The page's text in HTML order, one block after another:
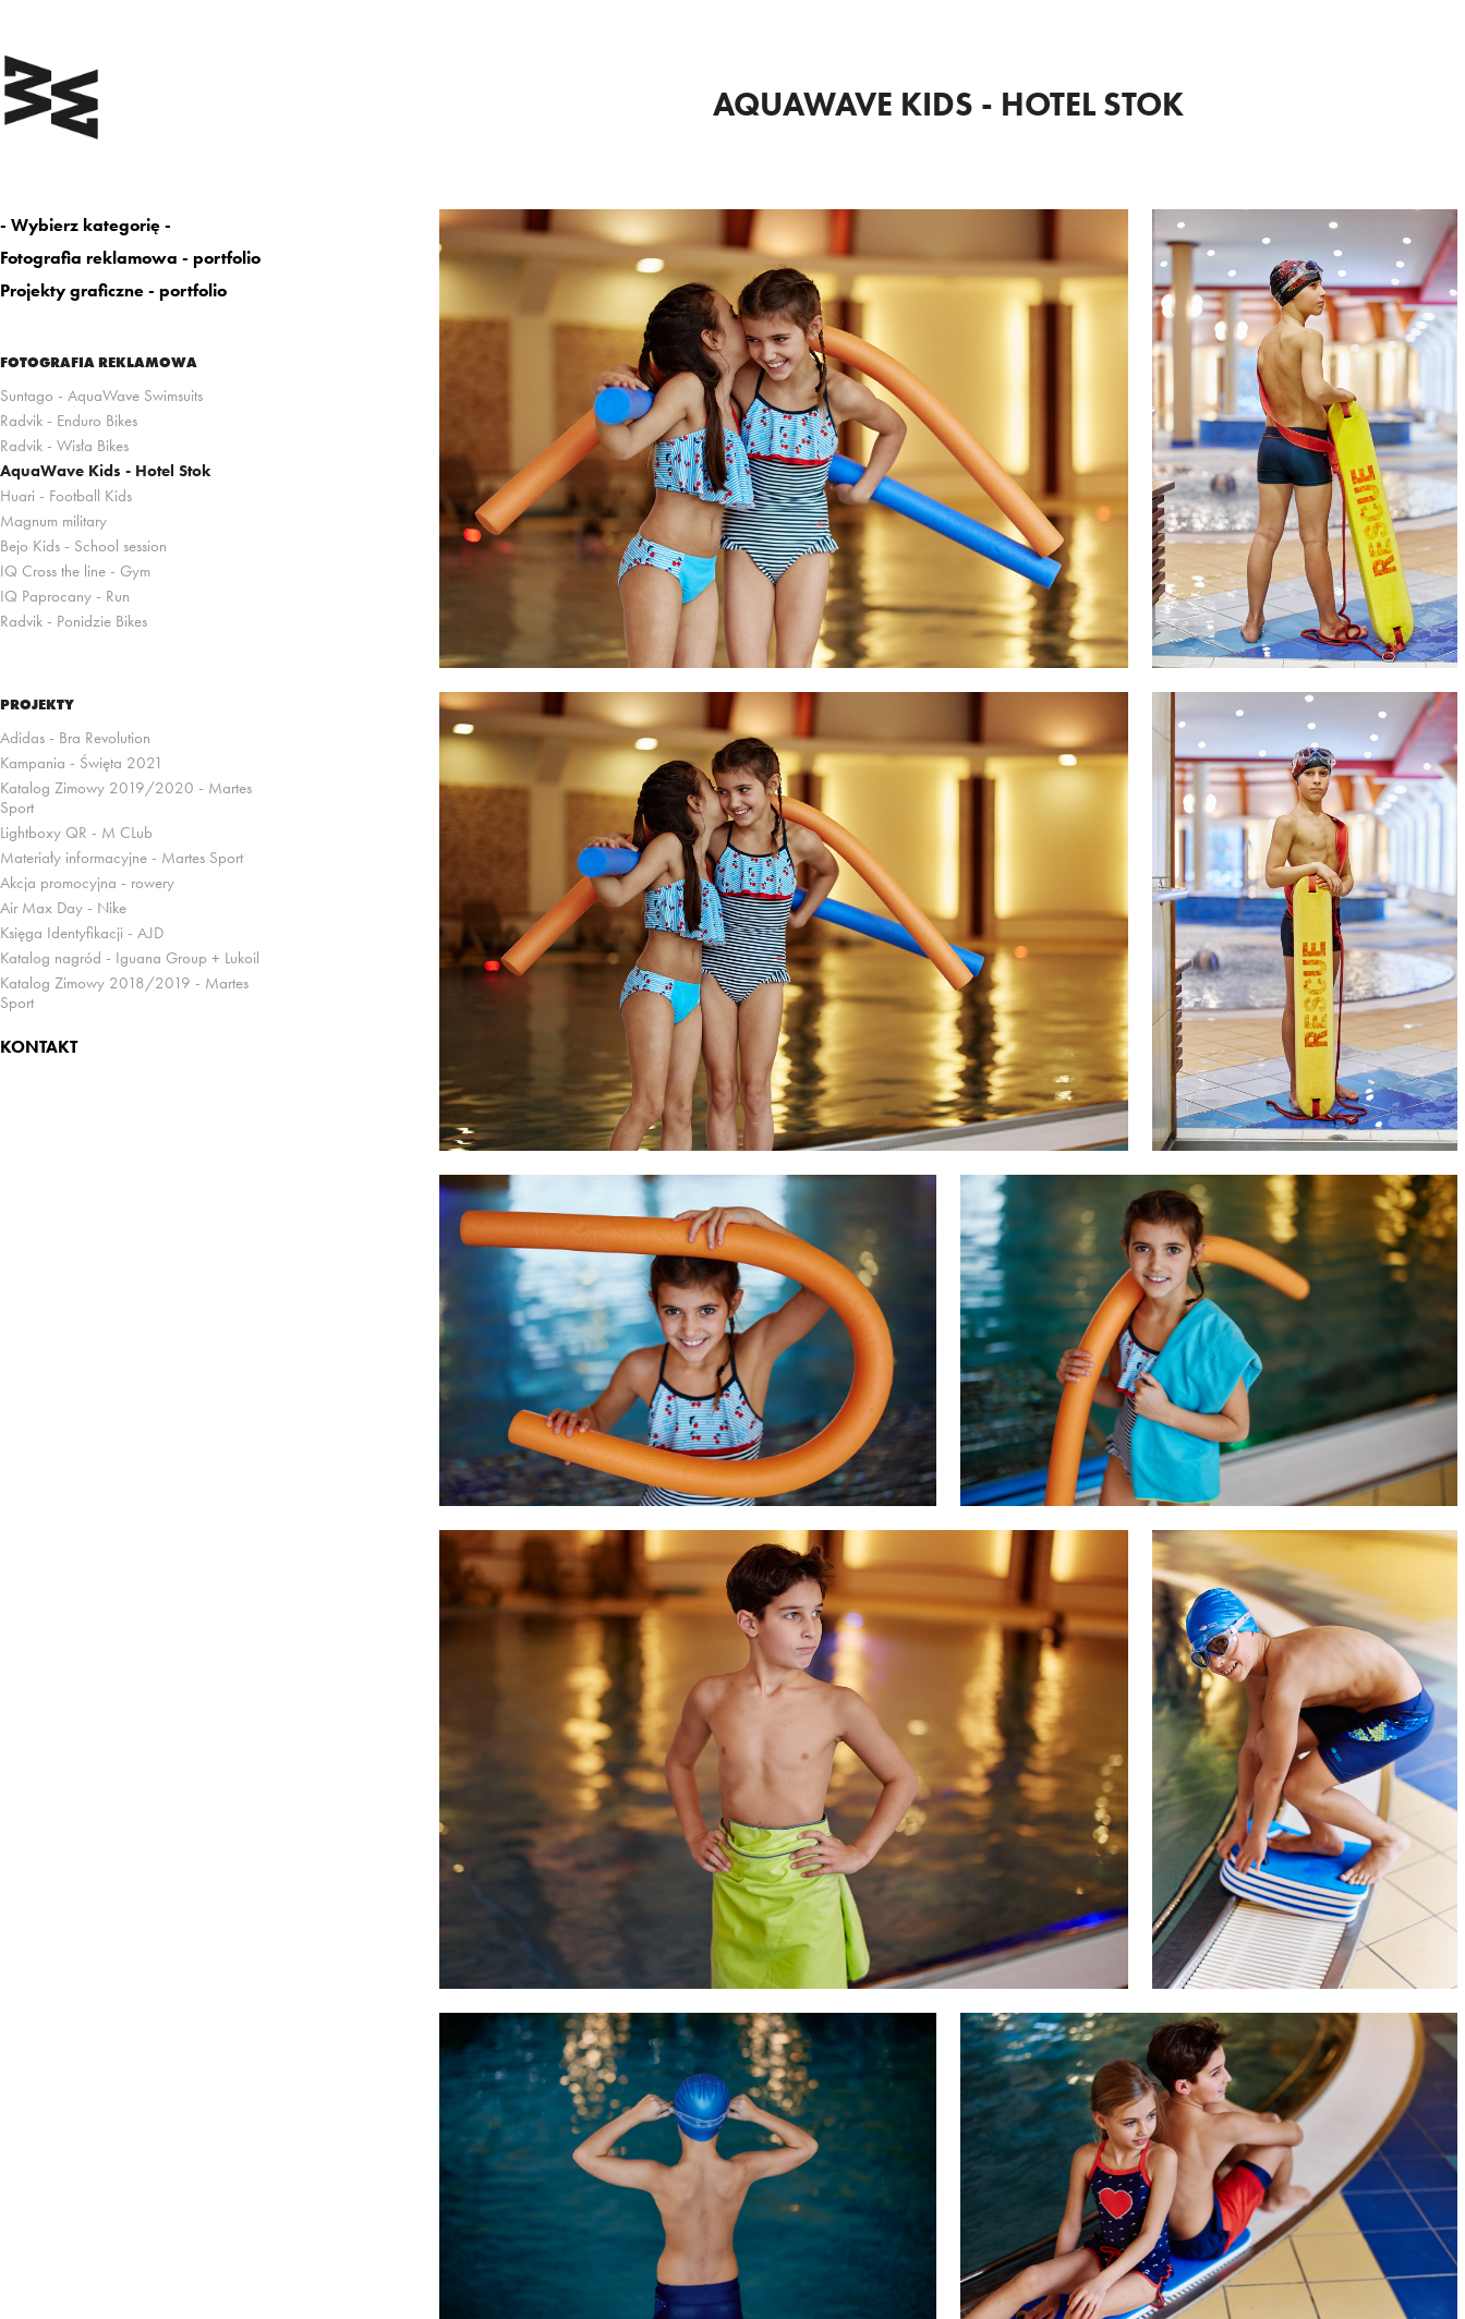
- Wybierz kategorię -
Fotografia reklamowa - portfolio
Projekty graficzne - portfolio
FOTOGRAFIA REKLAMOWA
Suntago - AquaWave Swimsuits
Radvik - Enduro Bikes
Radvik - Wisła Bikes
AquaWave Kids - Hotel Stok
Huari - Football Kids
Magnum military
Bejo Kids - School session
IQ Cross the line - Gym
IQ Paprocany - Run
Radvik - Ponidzie Bikes
PROJEKTY
Adidas - Bra Revolution
Kampania - Święta 2021
Katalog Zimowy 2019/2020 - Martes
Sport
Lightboxy QR - M CLub
Materiały informacyjne - Martes Sport
Akcja promocyjna - rowery
Air Max Day - Nike
Księga Identyfikacji - AJD
Katalog nagród - Iguana Group + Lukoil
Katalog Zimowy 2018/2019 - Martes
Sport
KONTAKT
AQUAWAVE KIDS - HOTEL STOK